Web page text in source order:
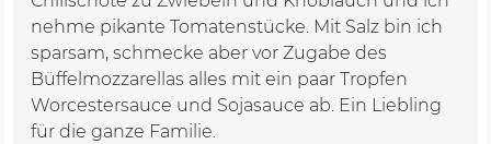
nehme pikante Tomatenstücke. Mit Salz bin ich
sparsam, schmecke aber vor Zugabe des
Büffelmozzarellas alles mit ein paar Tropfen
Worcestersauce und Sojasauce ab. Ein Liebling
für die ganze Familie.